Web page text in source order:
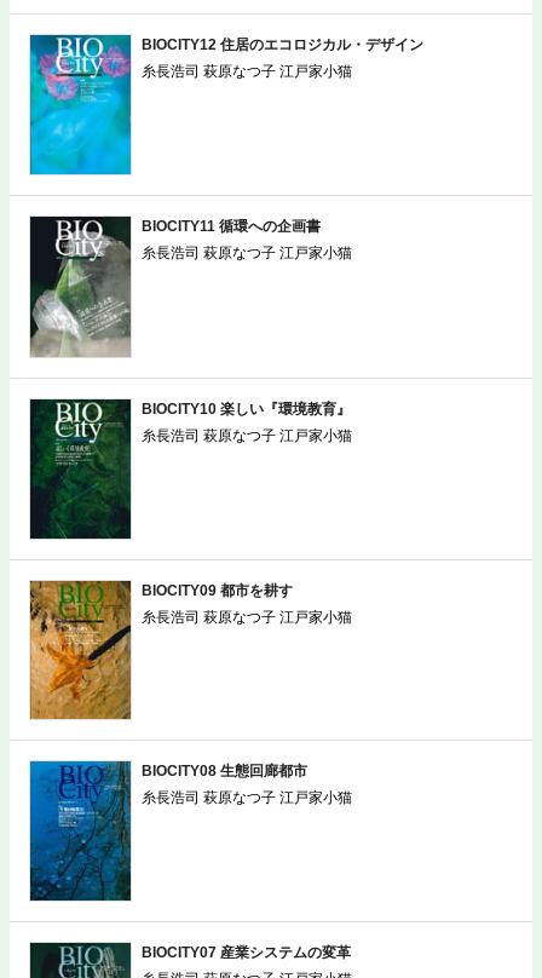
BIOCITY12 住居のエコロジカル・デザイン
糸長浩司 萩原なつ子 江戸家小猫
BIOCITY11 循環への企画書
糸長浩司 萩原なつ子 江戸家小猫
BIOCITY10 楽しい『環境教育』
糸長浩司 萩原なつ子 江戸家小猫
BIOCITY09 都市を耕す
糸長浩司 萩原なつ子 江戸家小猫
BIOCITY08 生態回廊都市
糸長浩司 萩原なつ子 江戸家小猫
BIOCITY07 産業システムの変革